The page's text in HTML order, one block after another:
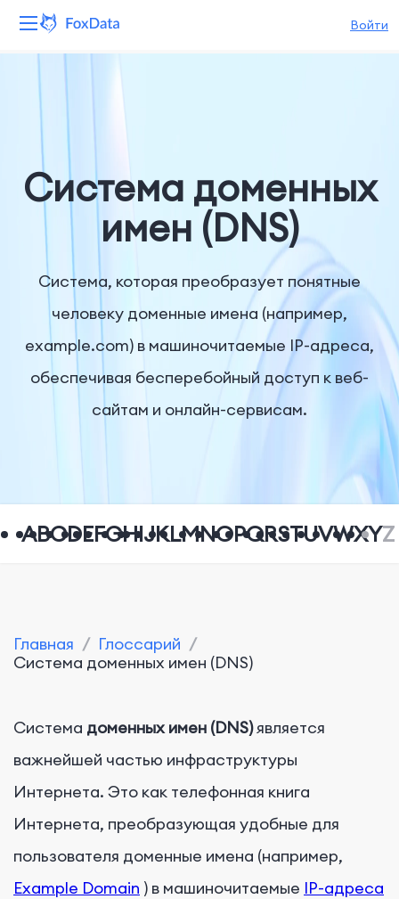
Войти
Ресурсы
Система доменных
имен (DNS)
Система, которая преобразует понятные
человеку доменные имена (например,
example.com) в машиночитаемые IP-адреса,
обеспечивая бесперебойный доступ к веб-
сайтам и онлайн-сервисам.
ABCDEFGHIJKLMNOPQRSTUVWXYZ
Главная / Глоссарий /
Система доменных имен (DNS)
Система доменных имен (DNS)является
важнейшей частью инфраструктуры
Интернета. Это как телефонная книга
Интернета, преобразующая удобные для
пользователя доменные имена (например,
Example Domain ) в машиночитаемые IP-адреса